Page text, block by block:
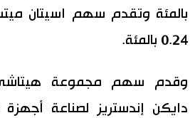
بالمئة وتقدم سهم اسيتان
0.24 بالمئة.
وقدم سهم مجموعة
دايكن إندستريز لصناعة أجهزة